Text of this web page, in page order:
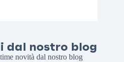
dal nostro blog
novità dal nostro blog